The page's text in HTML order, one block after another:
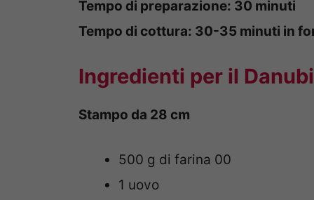
Tempo di preparazione: 30 minuti
Tempo di cottura: 30-35 minuti in
Ingredienti per il
Stampo da 28 cm
500 g di farina 00
1 uovo